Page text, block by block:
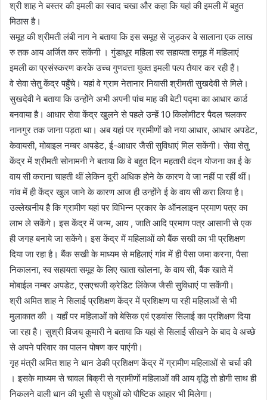
श्री शाह ने बस्तर की इमली का स्वाद चखा और कहा कि यहां की इमली में बहुत
मिठास है।
समूह की श्रीमती लंबी नाग ने बताया कि इस समूह से जुड़कर वे सालाना एक लाख
रु तक आय अर्जित कर सकेंगी । गुंडाधूर महिला स्व सहायता समूह में महिलाएं
इमली का प्रसंस्करण करके उच्च गुणवत्ता युक्त इमली पल्प तैयार कर रही हैं।
वे सेवा सेतु केंद्र पहुँचे। यहां वे ग्राम नेतानार निवासी श्रीमती सुखदेवी से मिले।
सुखदेवी ने बताया कि उन्होंने अभी अपनी पांच माह की बेटी पद्मा का आधार कार्ड
बनवाया है। आधार सेवा केंद्र खुलने से पहले उन्हें 10 किलोमीटर पैदल चलकर
नानगुर तक जाना पड़ता था। अब यहां पर ग्रामीणों को नया आधार, आधार अपडेट,
केवायसी, मोबाइल नम्बर अपडेट, ई-आधार जैसी सुविधाएं मिल सकेंगी। सेवा सेतु
केंद्र में श्रीमती सोनामनी ने बताया कि वे बहुत दिन महतारी वंदन योजना का ई के
वाय सी कराना चाहती थीं लेकिन दूरी अधिक होने के कारण वे जा नहीं पा रहीं थीं।
गांव में ही केंद्र खुल जाने के कारण आज ही उन्होंने ई के वाय सी करा लिया है।
उल्लेखनीय है कि ग्रामीण यहां पर विभिन्न प्रकार के ऑनलाइन प्रमाण पत्र का
लाभ ले सकेंगे। इस केंद्र में जन्म, आय , जाति आदि प्रमाण पत्र आसानी से एक
ही जगह बनाये जा सकेंगे। इस केंद्र में महिलाओं को बैंक सखी का भी प्रशिक्षण
दिया जा रहा है। बैंक सखी के माध्यम से महिलाएं गांव में ही पैसा जमा करना, पैसा
निकालना, स्व सहायता समूह के लिए खाता खोलना, के वाय सी, बैंक खाते में
मोबाईल नम्बर अपडेट, एसएचजी क्रेडिट लिंकेज जैसी सुविधाएं पा सकेंगी।
श्री अमित शाह ने सिलाई प्रशिक्षण केंद्र में प्रशिक्षण पा रही महिलाओं से भी
मुलाकात की । यहाँ पर महिलाओं को बेसिक एवं एडवांस सिलाई का प्रशिक्षण दिया
जा रहा है। सुश्री विजय कुमारी ने बताया कि यहां से सिलाई सीखने के बाद वे अच्छे
से अपने परिवार का पालन पोषण कर पाएंगी।
गृह मंत्री अमित शाह ने धान डेकी प्रशिक्षण केंद्र में ग्रामीण महिलाओं से चर्चा की
। इसके माध्यम से चावल बिक्री से ग्रामीणों महिलाओं की आय वृद्धि तो होगी साथ ही
निकलने वाली धान की भूसी से पशुओं को पौष्टिक आहार भी मिलेगा।